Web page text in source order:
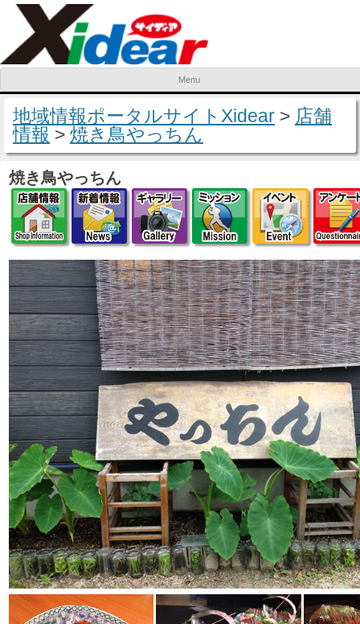
Menu
Skip to content
地域情報ポータルサイトXidear > 店舗
情報 > 焼き鳥やっちん
焼き鳥やっちん
店舗情報新着情報ギャラリーミッション
イベ